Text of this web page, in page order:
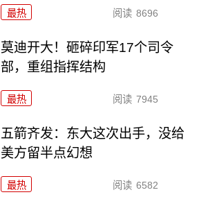
最热 阅读 8696
莫迪开大！砸碎印军17个司令
部，重组指挥结构
最热 阅读 7945
五箭齐发：东大这次出手，没给
美方留半点幻想
最热 阅读 6582